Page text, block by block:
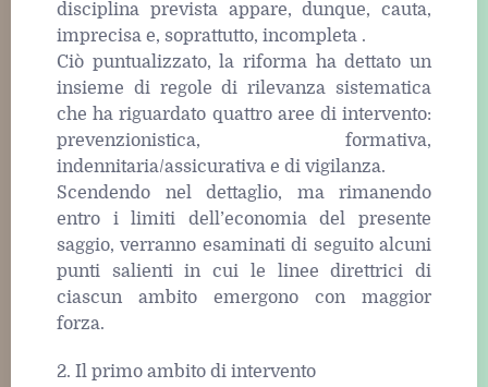
disciplina prevista appare, dunque, cauta,
imprecisa e, soprattutto, incompleta .
Ciò puntualizzato, la riforma ha dettato un
insieme di regole di rilevanza sistematica
che ha riguardato quattro aree di intervento:
prevenzionistica, formativa,
indennitaria/assicurativa e di vigilanza.
Scendendo nel dettaglio, ma rimanendo
entro i limiti dell’economia del presente
saggio, verranno esaminati di seguito alcuni
punti salienti in cui le linee direttrici di
ciascun ambito emergono con maggior
forza.
2. Il primo ambito di intervento